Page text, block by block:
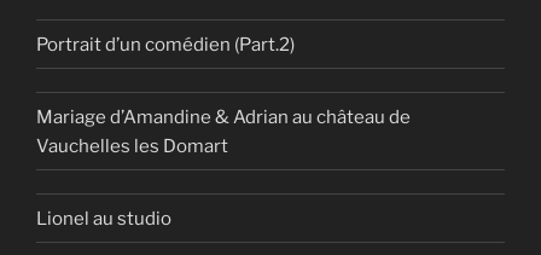
Portrait d’un comédien (Part.2)
Mariage d’Amandine & Adrian au château de
Vauchelles les Domart
Lionel au studio